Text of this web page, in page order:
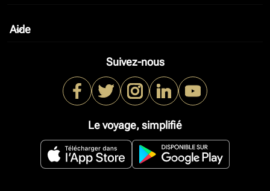
Aide
keyboard_arrow_down
Suivez-nous
Le voyage, simplifié